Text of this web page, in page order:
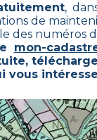
,
de
des numéros
mon-
vous